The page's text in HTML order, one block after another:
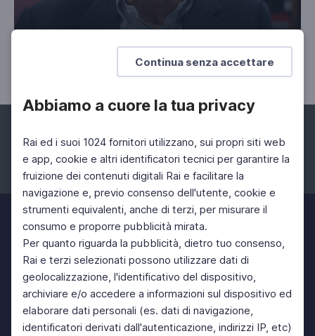
Continua senza accettare
Abbiamo a cuore la tua privacy
Rai ed i suoi 1024 fornitori utilizzano, sui propri siti web
e app, cookie e altri identificatori tecnici per garantire la
fruizione dei contenuti digitali Rai e facilitare la
navigazione e, previo consenso dell'utente, cookie e
strumenti equivalenti, anche di terzi, per misurare il
consumo e proporre pubblicità mirata.
Per quanto riguarda la pubblicità, dietro tuo consenso,
Rai e terzi selezionati possono utilizzare dati di
geolocalizzazione, l'identificativo del dispositivo,
archiviare e/o accedere a informazioni sul dispositivo ed
elaborare dati personali (es. dati di navigazione,
identificatori derivati dall'autenticazione, indirizzi IP, etc)
Asor Rosa, Amori sospesi
Quante storie con Corrado Augias
Facebook Instagram Twitter